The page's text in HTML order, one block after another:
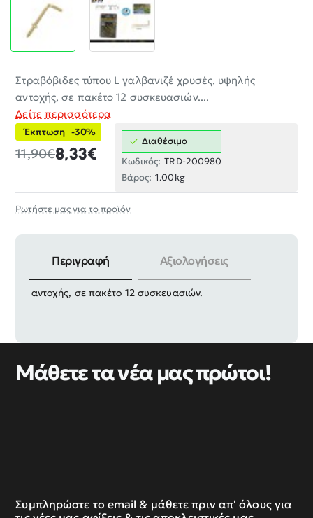
Στραβόβιδες τύπου L γαλβανιζέ χρυσές, υψηλής
αντοχής, σε πακέτο 12 συσκευασιών....
Δείτε περισσότερα
Έκπτωση -30%
8,33€
11,90€
Διαθέσιμο
Κωδικός: TRD-200980
Βάρος: 1.00kg
Ρωτήστε μας για το προϊόν
Περιγραφή Αξιολογήσεις
Στραβόβιδες τύπου L γαλβανιζέ χρυσές, υψηλής
αντοχής, σε πακέτο 12 συσκευασιών.
Μάθετε τα νέα μας πρώτοι!
Συμπληρώστε το email & μάθετε πριν απ' όλους για